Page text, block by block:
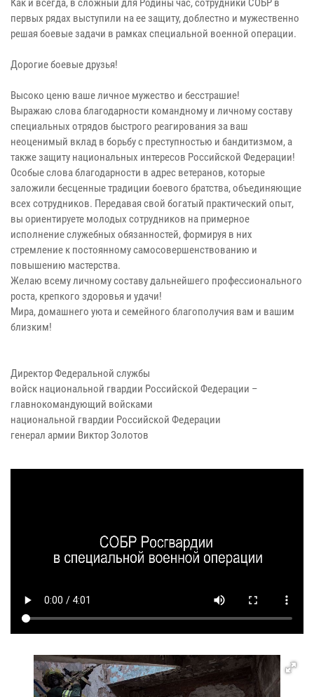
Как и всегда, в сложный для Родины час, сотрудники СОБР в
первых рядах выступили на ее защиту, доблестно и мужественно
решая боевые задачи в рамках специальной военной операции.
Дорогие боевые друзья!
Высоко ценю ваше личное мужество и бесстрашие!
Выражаю слова благодарности командному и личному составу
специальных отрядов быстрого реагирования за ваш
неоценимый вклад в борьбу с преступностью и бандитизмом, а
также защиту национальных интересов Российской Федерации!
Особые слова благодарности в адрес ветеранов, которые
заложили бесценные традиции боевого братства, объединяющие
всех сотрудников. Передавая свой богатый практический опыт,
вы ориентируете молодых сотрудников на примерное
исполнение служебных обязанностей, формируя в них
стремление к постоянному самосовершенствованию и
повышению мастерства.
Желаю всему личному составу дальнейшего профессионального
роста, крепкого здоровья и удачи!
Мира, домашнего уюта и семейного благополучия вам и вашим
близким!
Директор Федеральной службы
войск национальной гвардии Российской Федерации –
главнокомандующий войсками
национальной гвардии Российской Федерации
генерал армии Виктор Золотов